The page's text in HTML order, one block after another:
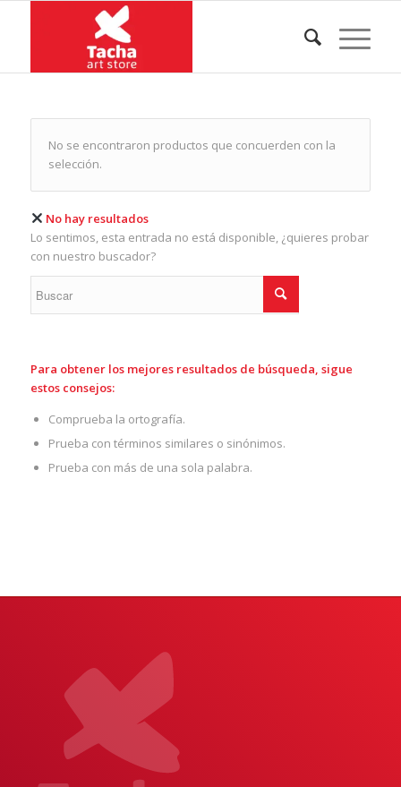
No se encontraron productos que concuerden con la
selección.
No hay resultados
Lo sentimos, esta entrada no está disponible, ¿quieres probar
con nuestro buscador?
Para obtener los mejores resultados de búsqueda, sigue
estos consejos:
Comprueba la ortografía.
Prueba con términos similares o sinónimos.
Prueba con más de una sola palabra.